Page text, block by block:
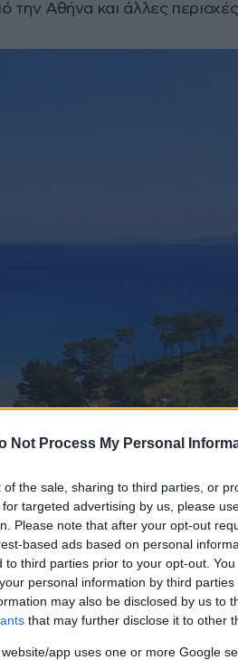
Not Process My Personal
of the sale, sharing to third parties, or
targeted advertising by us, please
Please note that after your opt-out
based ads based on personal
to third parties prior to your opt-out.
personal information by third parties
may also be disclosed by us to
that may further disclose it to other
app uses one or more Google
την Αθήνα και άλλες